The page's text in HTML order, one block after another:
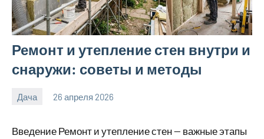
Ремонт и утепление стен внутри и
снаружи: советы и методы
Дача 26 апреля 2026
calvinken_co
Введение Ремонт и утепление стен — важные этапы